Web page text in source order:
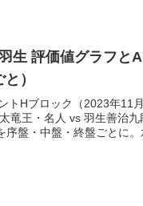
生 評価値グラフと
）
トHブロック（2023年11
竜王・名人 vs 羽生善治
盤・中盤・終盤ごとに。